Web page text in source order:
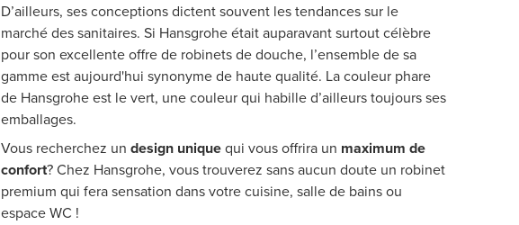
D’ailleurs, ses conceptions dictent souvent les tendances sur le
marché des sanitaires. Si Hansgrohe était auparavant surtout célèbre
pour son excellente offre de robinets de douche, l’ensemble de sa
gamme est aujourd'hui synonyme de haute qualité. La couleur phare
de Hansgrohe est le vert, une couleur qui habille d’ailleurs toujours ses
emballages.
Vous recherchez un design uniquequi vous offrira un maximum de
confort? Chez Hansgrohe, vous trouverez sans aucun doute un robinet
premium qui fera sensation dans votre cuisine, salle de bains ou
espace WC !